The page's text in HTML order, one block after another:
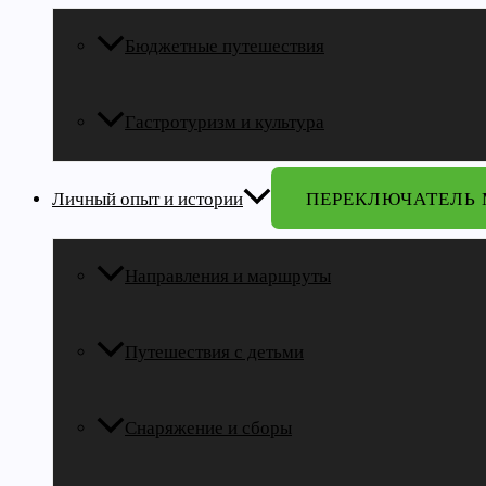
Бюджетные путешествия
Гастротуризм и культура
Личный опыт и истории
Направления и маршруты
Путешествия с детьми
Снаряжение и сборы